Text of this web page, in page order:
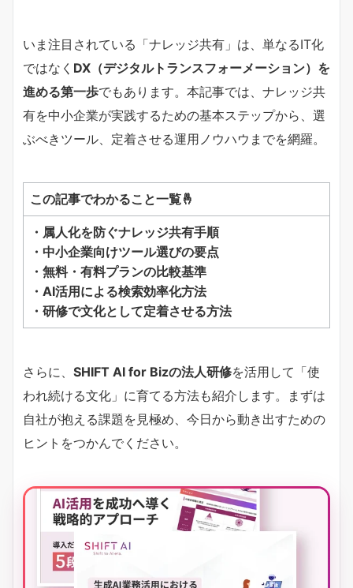
いま注目されている「ナレッジ共有」は、単なるIT化
ではなく DX（デジタルトランスフォーメーション）を
進める第一歩でもあります。本記事では、ナレッジ共
有を中小企業が実践するための基本ステップから、選
ぶべきツール、定着させる運用ノウハウまでを網羅。
この記事でわかること一覧🤞
・属人化を防ぐナレッジ共有手順
・中小企業向けツール選びの要点
・無料・有料プランの比較基準
・AI活用による検索効率化方法
・研修で文化として定着させる方法
さらに、 SHIFT AI for Bizの法人研修を活用して「使
われ続ける文化」に育てる方法も紹介します。まずは
自社が抱える課題を見極め、今日から動き出すための
ヒントをつかんでください。